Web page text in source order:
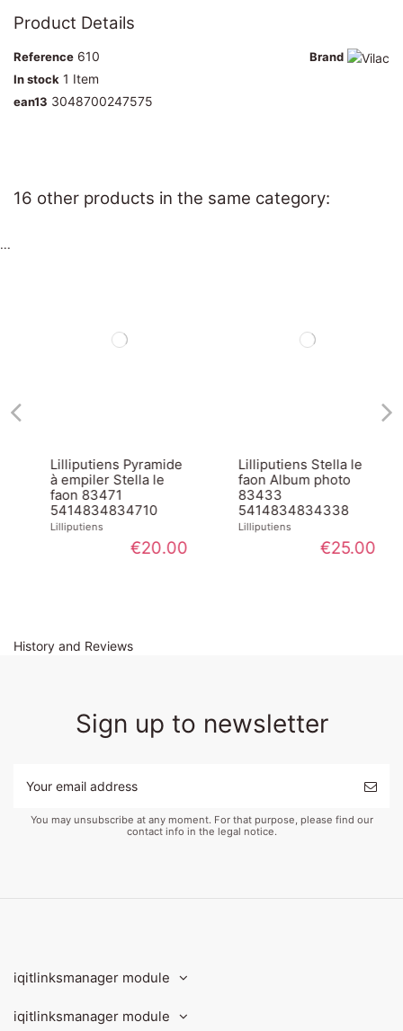
Product Details
Brand
Reference 610
In stock 1 Item
ean13 3048700247575
16 other products in the same category:
Lilliputiens Pyramide
à empiler Stella le
faon 83471
5414834834710
Lilliputiens
€20.00
Lilliputiens Stella le
faon Album photo
83433
5414834834338
Lilliputiens
€25.00
History and Reviews
Sign up to newsletter
You may unsubscribe at any moment. For that purpose, please find our
contact info in the legal notice.
iqitlinksmanager module
iqitlinksmanager module